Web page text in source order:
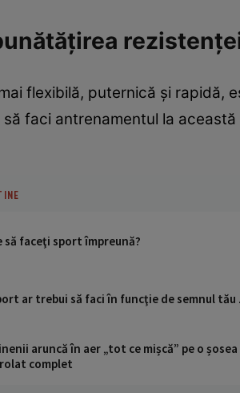
flexibilă, puternică şi rapidă,
faci antrenamentul la
să faceţi sport împreună?
ar trebui să faci în funcţie de semnul tău
aruncă în aer „tot ce mișcă” pe o
complet